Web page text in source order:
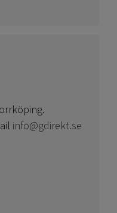
info@gdirekt.se